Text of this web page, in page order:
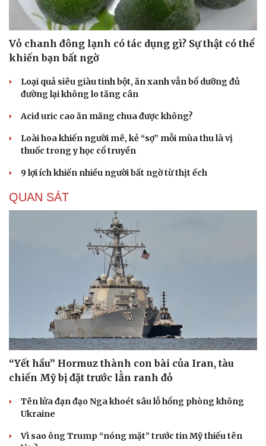
Vỏ chanh đông lạnh có tác dụng gì? Sự thật có thể
khiến bạn bất ngờ
Loại quả siêu giàu tinh bột, ăn xanh vẫn bổ dưỡng đủ
đường lại không lo tăng cân
Acid uric cao ăn măng chua được không?
Loài hoa khiến người mê, kẻ “sợ” mỗi mùa thu là vị
thuốc trong y học cổ truyền
9 lợi ích khiến nhiều người bất ngờ từ thịt ếch
QUAN SÁT
“Yết hầu” Hormuz thành con bài của Iran, tàu
chiến Mỹ bị đặt trước lằn ranh đỏ
Tên lửa đạn đạo Nga khoét sâu lỗ hổng phòng không
Ukraine
Vì sao ông Trump “nóng mặt” trước tin Mỹ thiếu tên